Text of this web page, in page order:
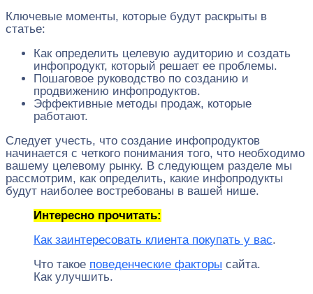
Ключевые моменты, которые будут раскрыты в
статье:
Как определить целевую аудиторию и создать
инфопродукт, который решает ее проблемы.
Пошаговое руководство по созданию и
продвижению инфопродуктов.
Эффективные методы продаж, которые
работают.
Следует учесть, что создание инфопродуктов
начинается с четкого понимания того, что необходимо
вашему целевому рынку. В следующем разделе мы
рассмотрим, как определить, какие инфопродукты
будут наиболее востребованы в вашей нише.
Интересно прочитать:
Как заинтересовать клиента покупать у вас.
Что такое поведенческие факторы сайта.
Как улучшить.